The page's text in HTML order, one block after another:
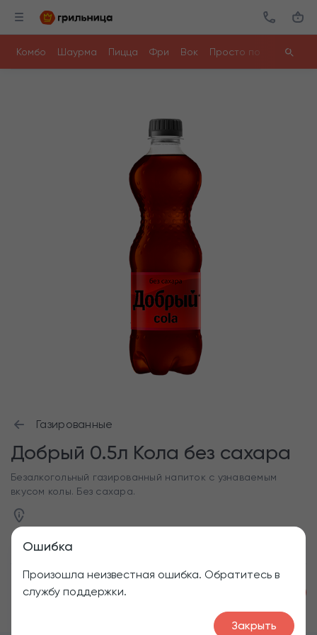
Комбо Шаурма Пицца Фри Вок Просто поесть
Ошибка
Произошла неизвестная ошибка. Обратитесь в
службу поддержки.
Закрыть
Газированные
Добрый 0.5л Кола без сахара
Безалкогольный газированный напиток с узнаваемым
вкусом колы. Без сахара.
1